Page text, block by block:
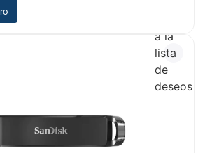
a la
lista
de
deseos